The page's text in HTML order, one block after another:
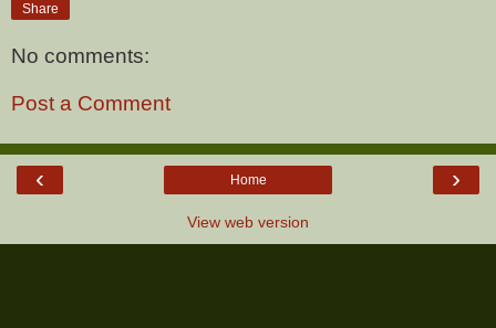
Share
No comments:
Post a Comment
‹ ›
Home
View web version